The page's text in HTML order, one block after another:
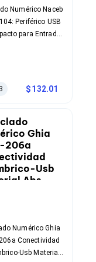
Numérico Naceb
Periférico USB
para Entrada
3 132.01
Numérico Ghia
Conectividad
Usb Material